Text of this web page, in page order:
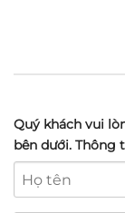
Quý khách vui
bên dưới. Thông